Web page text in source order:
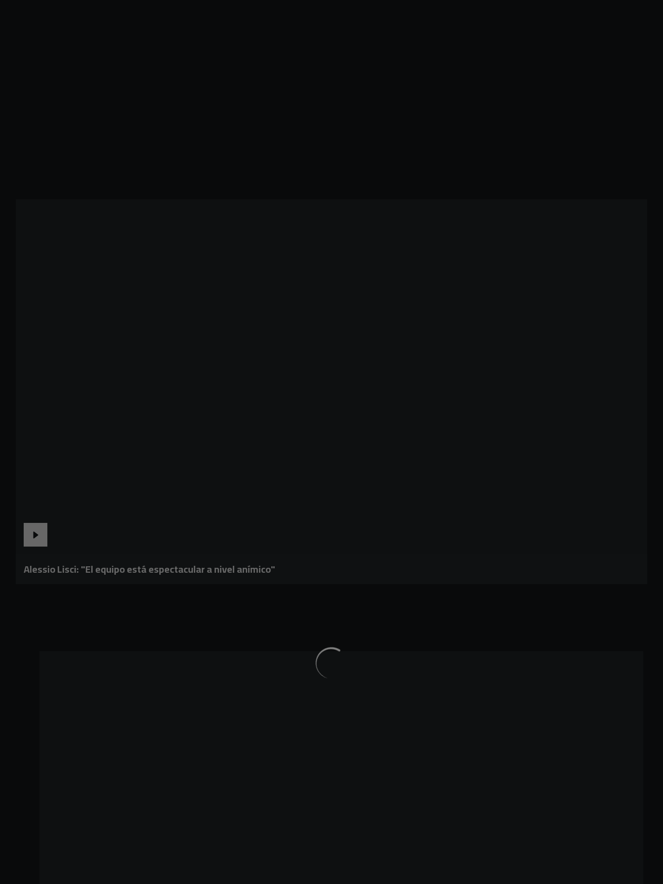
Alessio Lisci: "El equipo está espectacular a nivel anímico"